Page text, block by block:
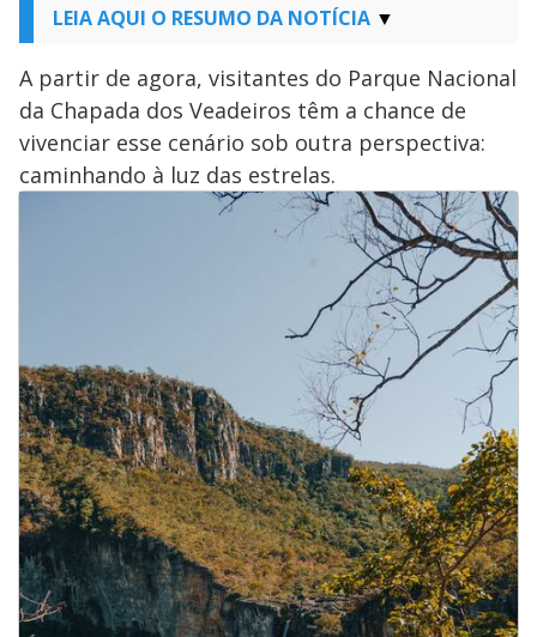
LEIA AQUI O RESUMO DA NOTÍCIA
A partir de agora, visitantes do Parque Nacional
da Chapada dos Veadeiros têm a chance de
vivenciar esse cenário sob outra perspectiva:
caminhando à luz das estrelas.